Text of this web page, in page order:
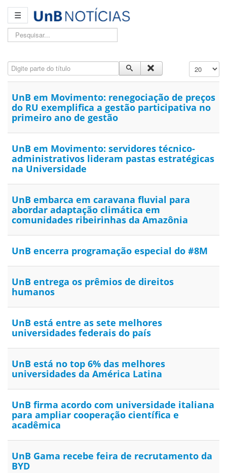
☰
Pesquisar...
Digite parte do título Exibir #
UnB em Movimento: renegociação de preços
do RU exemplifica a gestão participativa no
primeiro ano de gestão
UnB em Movimento: servidores técnico-
administrativos lideram pastas estratégicas
na Universidade
UnB embarca em caravana fluvial para
abordar adaptação climática em
comunidades ribeirinhas da Amazônia
UnB encerra programação especial do #8M
UnB entrega os prêmios de direitos
humanos
UnB está entre as sete melhores
universidades federais do país
UnB está no top 6% das melhores
universidades da América Latina
UnB firma acordo com universidade italiana
para ampliar cooperação científica e
acadêmica
UnB Gama recebe feira de recrutamento da
BYD